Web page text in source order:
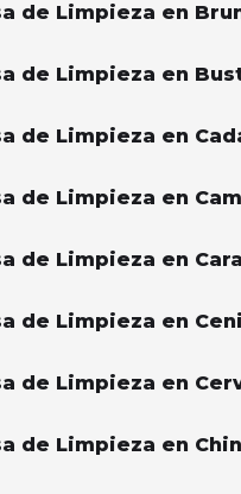
de Limpieza en
de Limpieza en
de Limpieza en
de Limpieza en
de Limpieza en
de Limpieza en
de Limpieza en
de Limpieza en